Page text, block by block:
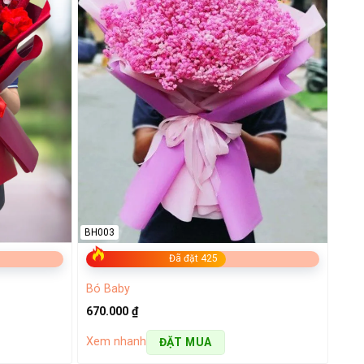
Đã đặt 425
BH003
Bó Baby
670.000 ₫
Xem nhanh ĐẶT MUA